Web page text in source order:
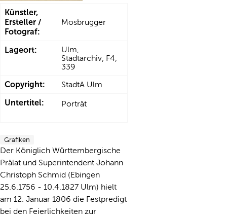
Künstler,
Ersteller /
Fotograf:
Mosbrugger
Lageort:
Ulm,
Stadtarchiv, F4,
339
Copyright: StadtA Ulm
Untertitel: Porträt
Grafiken
Der Königlich Württembergische
Prälat und Superintendent Johann
Christoph Schmid (Ebingen
25.6.1756 - 10.4.1827 Ulm) hielt
am 12. Januar 1806 die Festpredigt
bei den Feierlichkeiten zur